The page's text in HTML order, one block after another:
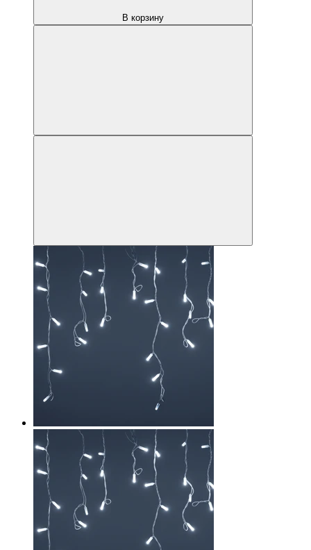
В корзину